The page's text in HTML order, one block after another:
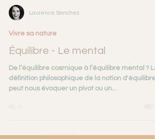
Vivre sa nature
Équilibre - Le mental
De l’équilibre cosmique à l’équilibre mental ? La
définition philosophique de la notion d'équilibre